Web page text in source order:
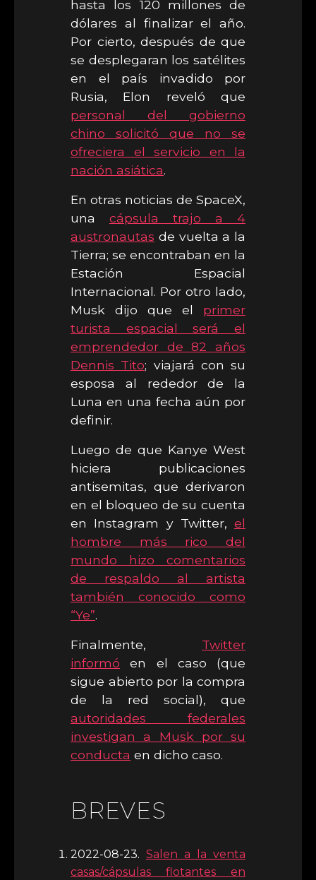
hasta los 120 millones de
dólares al finalizar el año.
Por cierto, después de que
se desplegaran los satélites
en el país invadido por
Rusia, Elon reveló que
personal del gobierno
chino solicitó que no se
ofreciera el servicio en la
nación asiática.
En otras noticias de SpaceX,
una cápsula trajo a 4
austronautas de vuelta a la
Tierra; se encontraban en la
Estación Espacial
Internacional. Por otro lado,
Musk dijo que el primer
turista espacial será el
emprendedor de 82 años
Dennis Tito; viajará con su
esposa al rededor de la
Luna en una fecha aún por
definir.
Luego de que Kanye West
hiciera publicaciones
antisemitas, que derivaron
en el bloqueo de su cuenta
en Instagram y Twitter, el
hombre más rico del
mundo hizo comentarios
de respaldo al artista
también conocido como
“Ye”.
Finalmente, Twitter
informó en el caso (que
sigue abierto por la compra
de la red social), que
autoridades federales
investigan a Musk por su
conducta en dicho caso.
BREVES
2022-08-23. Salen a la venta
casas/cápsulas flotantes en